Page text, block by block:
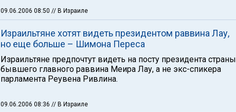
09.06.2006 08:50 // В Израиле
Израильтяне хотят видеть президентом раввина Лау,
но еще больше – Шимона Переса
Израильтяне предпочтут видеть на посту президента страны
бывшего главного раввина Меира Лау, а не экс-спикера
парламента Реувена Ривлина.
09.06.2006 08:36 // В Израиле